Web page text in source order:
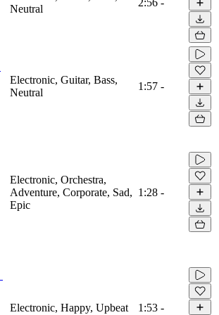
Neutral
Electronic, Guitar, Bass,
Neutral
1:57 -
Electronic, Orchestra,
Adventure, Corporate, Sad,
Epic
1:28 -
Electronic, Happy, Upbeat 1:53 -